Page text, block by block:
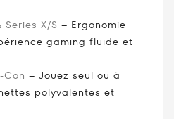
X/S – Ergonomie
gaming fluide et
Con – Jouez seul ou à
polyvalentes et